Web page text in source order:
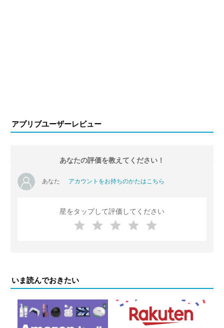
アプリブユーザーレビュー
あなたの評価を教えてください！
あなた アカウントをお持ちのかたはこちら
星をタップして評価してください
いま読んでおきたい